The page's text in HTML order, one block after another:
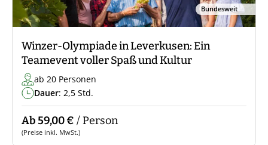
Bundesweit
Winzer-Olympiade in Leverkusen: Ein
Teamevent voller Spaß und Kultur
ab 20 Personen
Dauer: 2,5 Std.
Ab 59,00 € / Person
(Preise inkl. MwSt.)